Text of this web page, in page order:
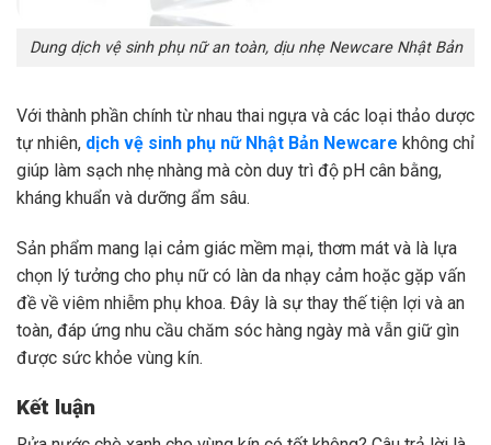
Dung dịch vệ sinh phụ nữ an toàn, dịu nhẹ Newcare Nhật Bản
Với thành phần chính từ nhau thai ngựa và các loại thảo dược
tự nhiên, dịch vệ sinh phụ nữ Nhật Bản Newcare không chỉ
giúp làm sạch nhẹ nhàng mà còn duy trì độ pH cân bằng,
kháng khuẩn và dưỡng ẩm sâu.
Sản phẩm mang lại cảm giác mềm mại, thơm mát và là lựa
chọn lý tưởng cho phụ nữ có làn da nhạy cảm hoặc gặp vấn
đề về viêm nhiễm phụ khoa. Đây là sự thay thế tiện lợi và an
toàn, đáp ứng nhu cầu chăm sóc hàng ngày mà vẫn giữ gìn
được sức khỏe vùng kín.
Kết luận